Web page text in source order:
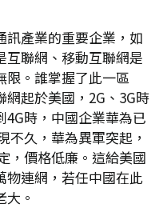
訊產業的重要企業，如
互聯網、移動互聯網是
限。誰掌握了此一區
起於美國，2G、3G時
時，中國企業華為已
不久，華為異軍突起，
，價格低廉。這給美國
物連網，若任中國在此
。